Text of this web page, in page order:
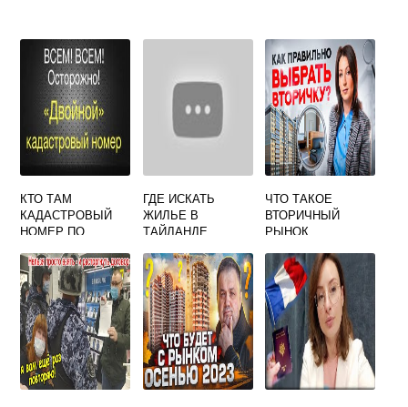
КТО ТАМ
КАДАСТРОВЫЙ
НОМЕР ПО
НЕДВИЖИМОСТИ
ГДЕ ИСКАТЬ
ЖИЛЬЕ В
ТАЙЛАНДЕ
ЧТО ТАКОЕ
ВТОРИЧНЫЙ
РЫНОК